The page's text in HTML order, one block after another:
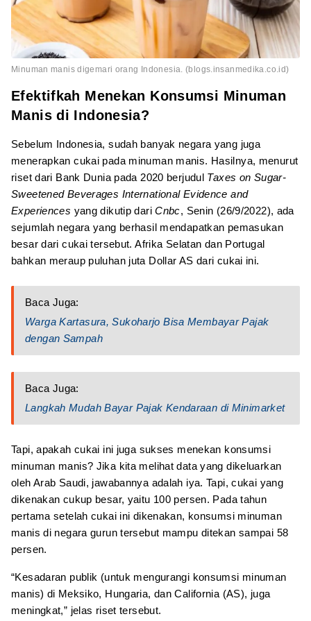
Minuman manis digemari orang Indonesia. (blogs.insanmedika.co.id)
Efektifkah Menekan Konsumsi Minuman
Manis di Indonesia?
Sebelum Indonesia, sudah banyak negara yang juga
menerapkan cukai pada minuman manis. Hasilnya, menurut
riset dari Bank Dunia pada 2020 berjudul Taxes on Sugar-
Sweetened Beverages International Evidence and
Experiences yang dikutip dariCnbc, Senin (26/9/2022), ada
sejumlah negara yang berhasil mendapatkan pemasukan
besar dari cukai tersebut. Afrika Selatan dan Portugal
bahkan meraup puluhan juta Dollar AS dari cukai ini.
Baca Juga:
Warga Kartasura, Sukoharjo Bisa Membayar Pajak
dengan Sampah
Baca Juga:
Langkah Mudah Bayar Pajak Kendaraan di Minimarket
Tapi, apakah cukai ini juga sukses menekan konsumsi
minuman manis? Jika kita melihat data yang dikeluarkan
oleh Arab Saudi, jawabannya adalah iya. Tapi, cukai yang
dikenakan cukup besar, yaitu 100 persen. Pada tahun
pertama setelah cukai ini dikenakan, konsumsi minuman
manis di negara gurun tersebut mampu ditekan sampai 58
persen.
“Kesadaran publik (untuk mengurangi konsumsi minuman
manis) di Meksiko, Hungaria, dan California (AS), juga
meningkat,” jelas riset tersebut.